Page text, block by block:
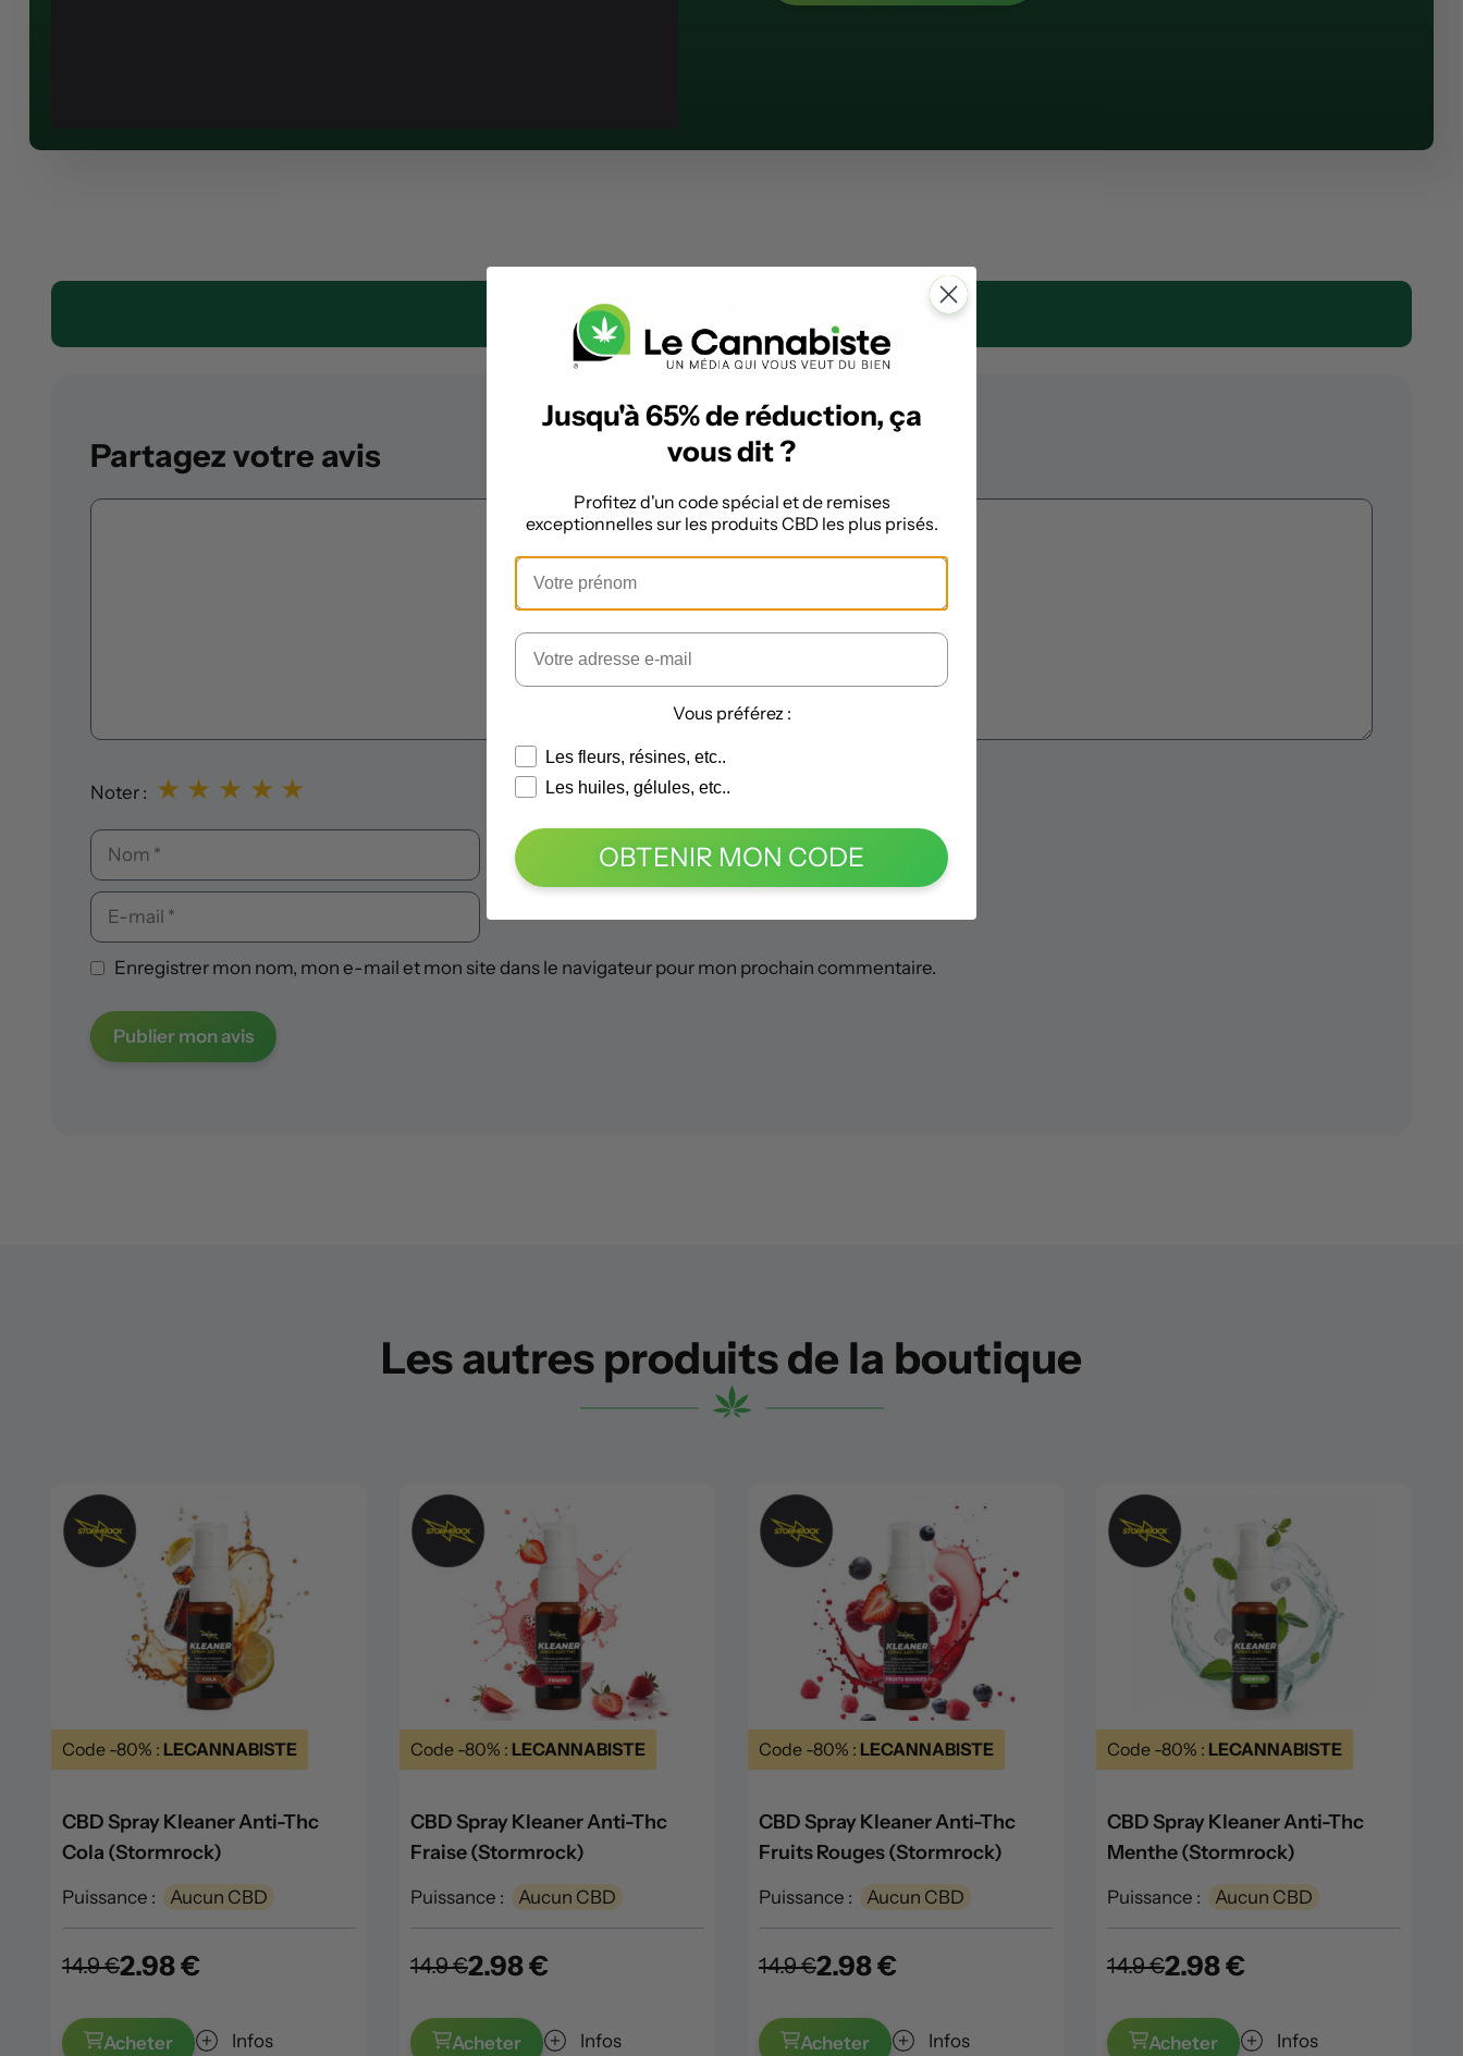
★★★
Partagez votre avis
Commentaire
Noter : ★
★
★
★
★
Nom
E-
mail
Enregistrer mon nom, mon e-mail et mon site dans le navigateur pour mon prochain commentaire.
Les autres produits de la boutique
Code -80% : LECANNABISTE
CBD Spray Kleaner Anti-Thc
Cola (Stormrock)
Puissance : Aucun CBD
14.9 €2.98 €
Acheter Infos
Code -80% : LECANNABISTE
CBD Spray Kleaner Anti-Thc
Fraise (Stormrock)
Puissance : Aucun CBD
14.9 €2.98 €
Acheter Infos
Code -80% : LECANNABISTE
CBD Spray Kleaner Anti-Thc
Fruits Rouges (Stormrock)
Puissance : Aucun CBD
14.9 €2.98 €
Acheter Infos
Code -80% : LECANNABISTE
CBD Spray Kleaner Anti-Thc
Menthe (Stormrock)
Puissance : Aucun CBD
14.9 €2.98 €
Acheter Infos
Jusqu'à 65% de réduction, ça
vous dit ?
Profitez d'un code spécial et de remises
exceptionnelles sur les produits CBD les plus prisés.
Vous préférez :
Les fleurs, résines, etc..
Les huiles, gélules, etc..
OBTENIR MON CODE